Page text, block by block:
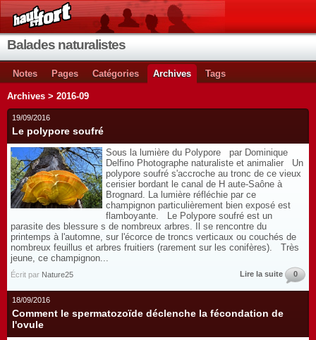
Balades naturalistes
Notes Pages Catégories Archives Tags
Archives > 2016-09
19/09/2016
Le polypore soufré
Sous la lumière du Polypore par Dominique
Delfino Photographe naturaliste et animalier Un
polypore soufré s'accroche au tronc de ce vieux
cerisier bordant le canal de H aute-Saône à
Brognard. La lumière réfléchie par ce
champignon particulièrement bien exposé est
flamboyante. Le Polypore soufré est un
parasite des blessure s de nombreux arbres. Il se rencontre du
printemps à l'automne, sur l'écorce de troncs verticaux ou couchés de
nombreux feuillus et arbres fruitiers (rarement sur les conifères). Très
jeune, ce champignon...
Écrit par Nature25 Lire la suite 0
18/09/2016
Comment le spermatozoïde déclenche la fécondation de
l'ovule